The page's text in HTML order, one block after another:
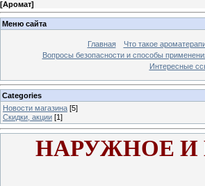
[Аромат]
Меню сайта
Главная Что такое
Вопросы безопасности и способы
Интересные
Categories
Новости магазина [5]
Скидки, акции [1]
НАРУЖНОЕ И